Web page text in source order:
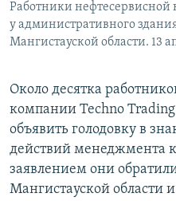
Работники нефтесервисной
у административного
Мангистауской области. 13
Около десятка
компании Techno Trading
объявить голодовку в
действий менеджмента
заявлением они
Мангистауской области